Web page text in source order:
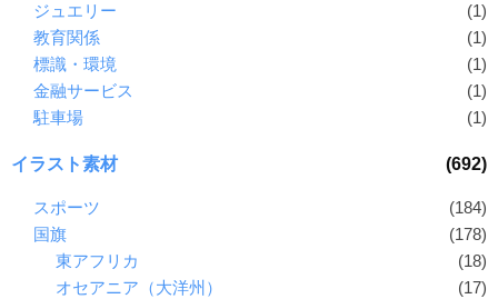
ジュエリー
(1)
教育関係
(1)
標識・環境
(1)
金融サービス
(1)
駐車場
(1)
イラスト素材 (692)
スポーツ
(184)
国旗
(178)
東アフリカ
(18)
オセアニア（大洋州）
(17)